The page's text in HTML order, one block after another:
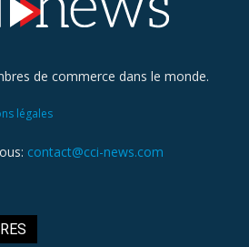
de commerce dans le monde.
légales
contact@cci-news.com